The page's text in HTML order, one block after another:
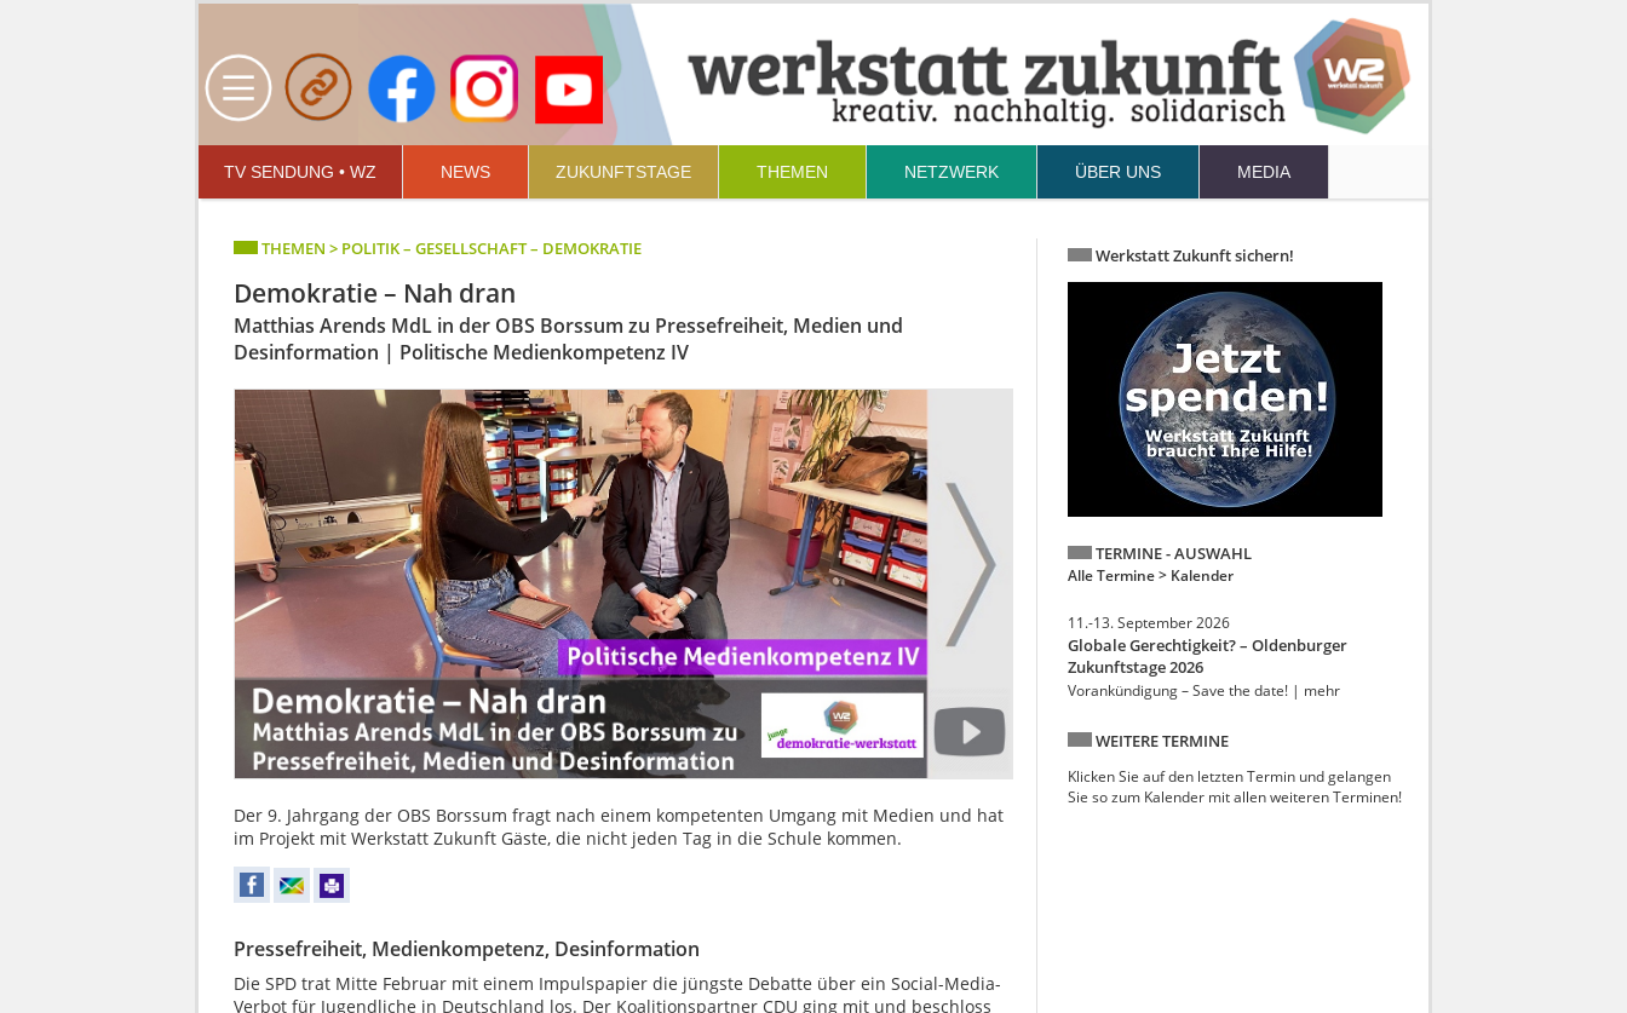
TV SENDUNG • WZ NEWS ZUKUNFTSTAGE THEMEN NETZWERK ÜBER UNS MEDIA
THEMEN > POLITIK – GESELLSCHAFT – DEMOKRATIE
Demokratie – Nah dran
Matthias Arends MdL in der OBS Borssum zu Pressefreiheit, Medien und
Desinformation | Politische Medienkompetenz IV
Der 9. Jahrgang der OBS Borssum fragt nach einem kompetenten Umgang mit Medien und hat
im Projekt mit Werkstatt Zukunft Gäste, die nicht jeden Tag in die Schule kommen.
Pressefreiheit, Medienkompetenz, Desinformation
Die SPD trat Mitte Februar mit einem Impulspapier die jüngste Debatte über ein Social-Media-
Verbot für Jugendliche in Deutschland los. Der Koalitionspartner CDU ging mit und beschloss
Werkstatt Zukunft sichern!
TERMINE - AUSWAHL
Alle Termine > Kalender
11.-13. September 2026
Globale Gerechtigkeit? – Oldenburger
Zukunftstage 2026
Vorankündigung – Save the date! | mehr
WEITERE TERMINE
Klicken Sie auf den letzten Termin und gelangen
Sie so zum Kalender mit allen weiteren Terminen!